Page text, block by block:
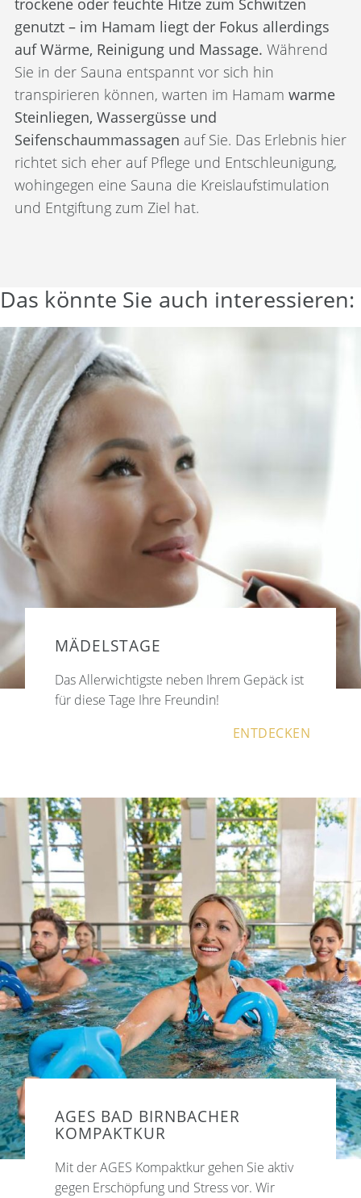
trockene oder feuchte Hitze zum Schwitzen
genutzt – im Hamam liegt der Fokus allerdings
auf Wärme, Reinigung und Massage. Während
Sie in der Sauna entspannt vor sich hin
transpirieren können, warten im Hamam warme
Steinliegen, Wassergüsse und
Seifenschaummassagen auf Sie. Das Erlebnis hier
richtet sich eher auf Pflege und Entschleunigung,
wohingegen eine Sauna die Kreislaufstimulation
und Entgiftung zum Ziel hat.
Das könnte Sie auch interessieren:
MÄDELSTAGE
Das Allerwichtigste neben Ihrem Gepäck ist
für diese Tage Ihre Freundin!
ENTDECKEN
AGES BAD BIRNBACHER
KOMPAKTKUR
Mit der AGES Kompaktkur gehen Sie aktiv
gegen Erschöpfung und Stress vor. Wir